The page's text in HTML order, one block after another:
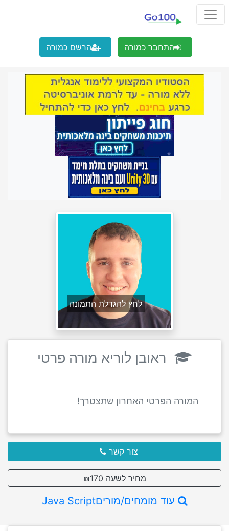
התחבר כמורה הרשם כמורה
לחץ להגדלת התמונה
ראובן לוריא מורה פרטי
המורה הפרטי האחרון שתצטרך!
צור קשר
מחיר לשעה ₪170
עוד מומחים/מוריםJava Script